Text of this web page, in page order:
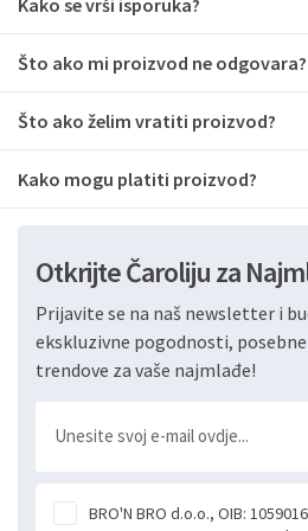
Što ako mi proizvod ne odgovara?
Što ako želim vratiti proizvod?
Kako mogu platiti proizvod?
Otkrijte Čaroliju za
Prijavite se na naš newsletter i
ekskluzivne pogodnosti,
trendove za vaše najmlađe!
BRO'N BRO d.o.o., OIB: